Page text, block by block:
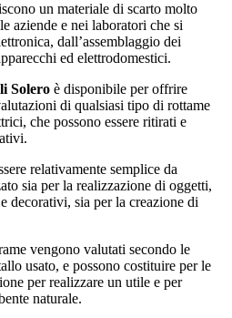
un materiale di scarto molto
aziende e nei laboratori che si
dall’assemblaggio dei
ed elettrodomestici.
Solero è disponibile per offrire
di qualsiasi tipo di rottame
che possono essere ritirati e
relativamente semplice da
sia per la realizzazione di oggetti,
decorativi, sia per la creazione di
vengono valutati secondo le
usato, e possono costituire per le
per realizzare un utile e per
naturale.